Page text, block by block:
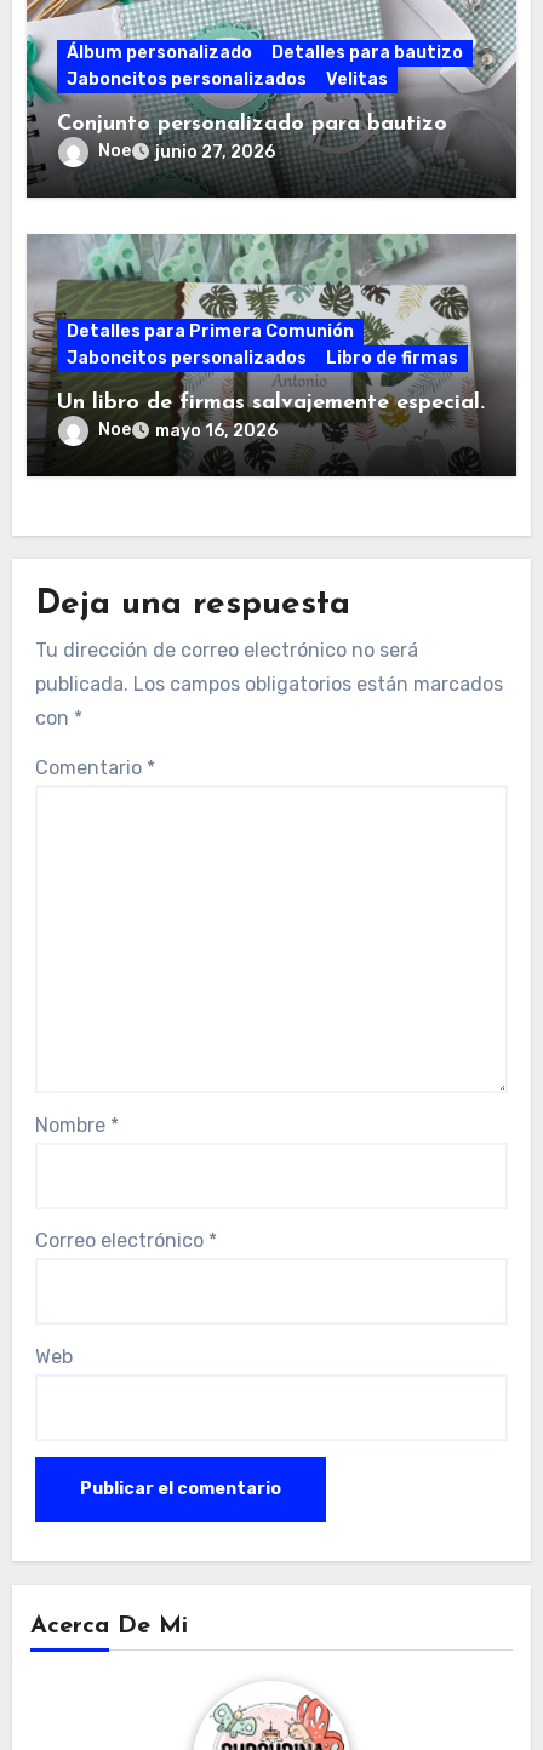
Álbum personalizado
Detalles para bautizo
Jaboncitos personalizados
Velitas
Conjunto personalizado para bautizo
Noe junio 27, 2026
Detalles para Primera Comunión
Jaboncitos personalizados
Libro de firmas
Un libro de firmas salvajemente especial.
Noe mayo 16, 2026
Deja una respuesta
Tu dirección de correo electrónico no será
publicada. Los campos obligatorios están marcados
con *
Comentario *
Nombre *
Correo electrónico *
Web
Acerca De Mi